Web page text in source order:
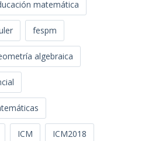
matemática
fespm
algebraica
ICM ICM2018